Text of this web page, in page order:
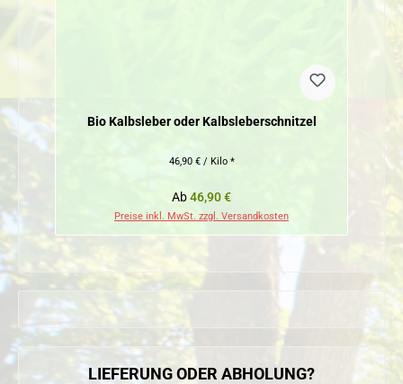
Bio Kalbsleber oder Kalbsleberschnitzel
46,90 € / Kilo *
Regulärer Preis:
Ab46,90 €
Preise inkl. MwSt. zzgl. Versandkosten
LIEFERUNG ODER ABHOLUNG?